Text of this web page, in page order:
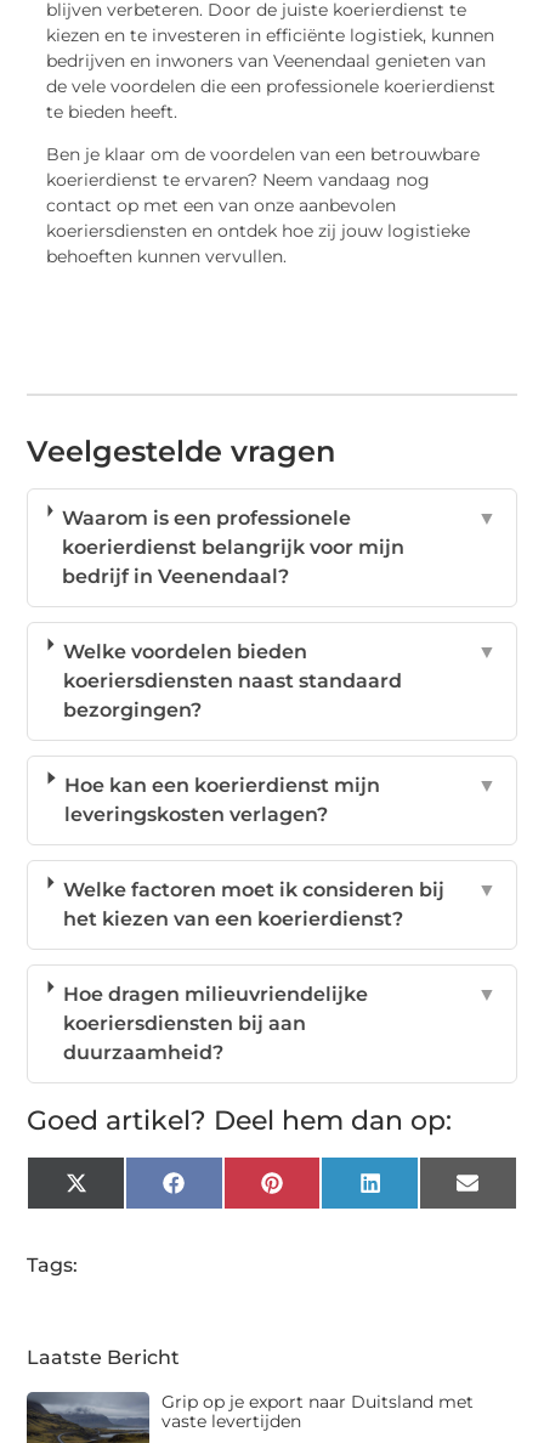
blijven verbeteren. Door de juiste koerierdienst te
kiezen en te investeren in efficiënte logistiek, kunnen
bedrijven en inwoners van Veenendaal genieten van
de vele voordelen die een professionele koerierdienst
te bieden heeft.
Ben je klaar om de voordelen van een betrouwbare
koerierdienst te ervaren? Neem vandaag nog
contact op met een van onze aanbevolen
koeriersdiensten en ontdek hoe zij jouw logistieke
behoeften kunnen vervullen.
Veelgestelde vragen
Waarom is een professionele
koerierdienst belangrijk voor mijn
bedrijf in Veenendaal?
▼
Welke voordelen bieden
koeriersdiensten naast standaard
bezorgingen?
▼
Hoe kan een koerierdienst mijn
leveringskosten verlagen?
▼
Welke factoren moet ik consideren bij
het kiezen van een koerierdienst?
▼
Hoe dragen milieuvriendelijke
koeriersdiensten bij aan
duurzaamheid?
▼
Goed artikel? Deel hem dan op:
X
(Twitter)
FacebookPinterestLinkedIn Email
Tags:
Laatste Bericht
Grip op je export naar Duitsland met
vaste levertijden